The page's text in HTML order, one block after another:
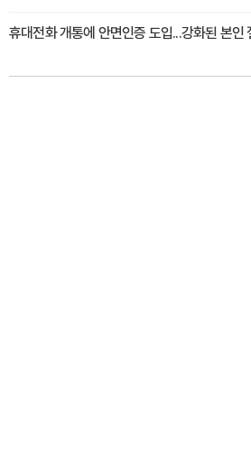
휴대전화 개통에 안면인증 도입...강화된 본인